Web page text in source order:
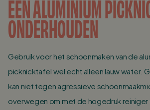
EEN ALUMINIUM
ONDERHOUDEN
Gebruik voor het schoonmaken van de
picknicktafel wel echt alleen lauw water.
kan niet tegen agressieve
overwegen om met de hogedruk